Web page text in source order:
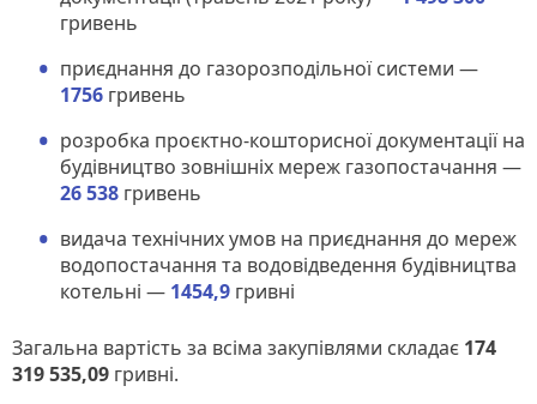
гривень
приєднання до газорозподільної системи —
1756 гривень
розробка проєктно-кошторисної документації на
будівництво зовнішніх мереж газопостачання —
26 538 гривень
видача технічних умов на приєднання до мереж
водопостачання та водовідведення будівництва
котельні — 1454,9 гривні
Загальна вартість за всіма закупівлями складає 174
319 535,09 гривні.